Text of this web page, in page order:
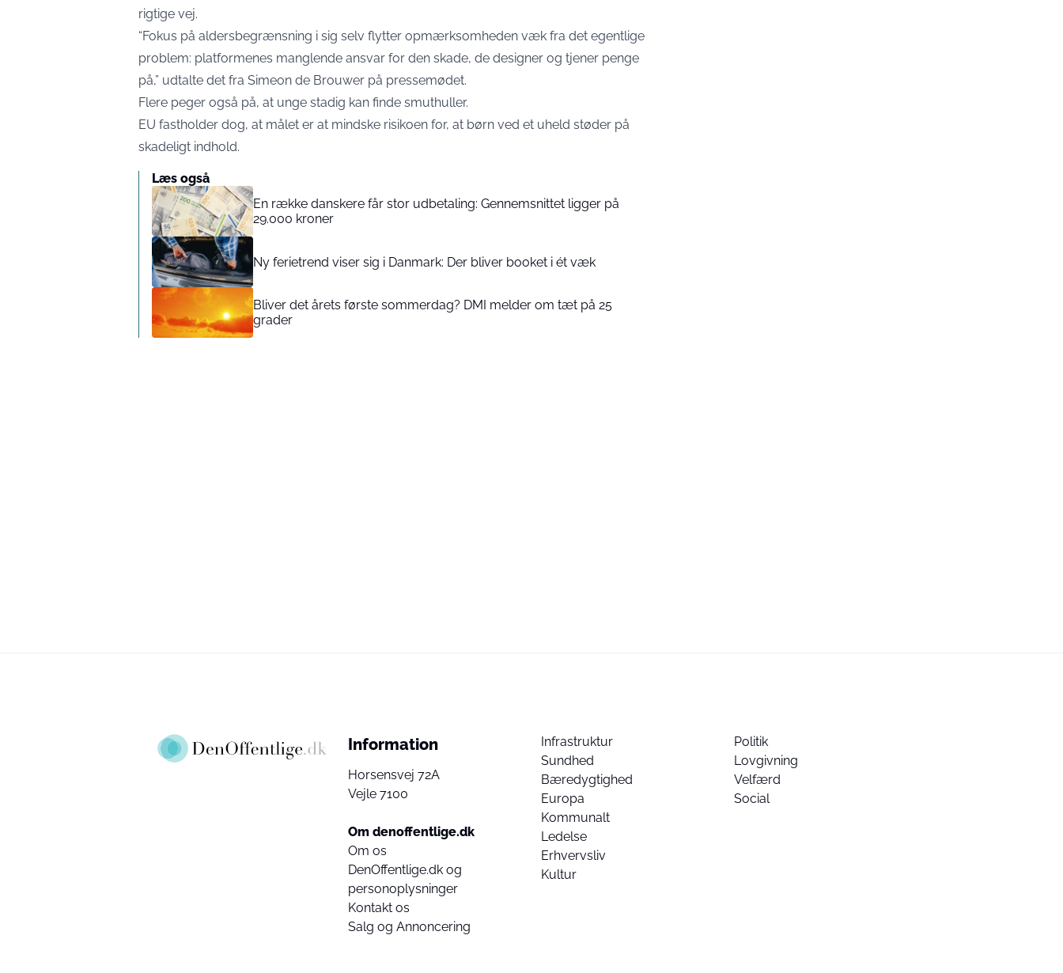
rigtige vej.
“Fokus på aldersbegrænsning i sig selv flytter opmærksomheden væk fra det egentlige
problem: platformenes manglende ansvar for den skade, de designer og tjener penge
på,” udtalte det fra Simeon de Brouwer på pressemødet.
Flere peger også på, at unge stadig kan finde smuthuller.
EU fastholder dog, at målet er at mindske risikoen for, at børn ved et uheld støder på
skadeligt indhold.
Læs også
En række danskere får stor udbetaling: Gennemsnittet ligger på
29.000 kroner
Ny ferietrend viser sig i Danmark: Der bliver booket i ét væk
Bliver det årets første sommerdag? DMI melder om tæt på 25
grader
Information
Horsensvej 72A
Vejle 7100
Om denoffentlige.dk
Om os
DenOffentlige.dk og
personoplysninger
Kontakt os
Salg og Annoncering
Infrastruktur
Sundhed
Bæredygtighed
Europa
Kommunalt
Ledelse
Erhvervsliv
Kultur
Politik
Lovgivning
Velfærd
Social